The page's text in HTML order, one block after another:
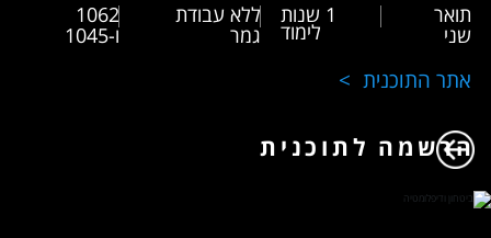
תואר
שני
1 שנות
לימוד
ללא עבודת
גמר
1062
ו-1045
אתר התוכנית
הרשמה לתוכנית